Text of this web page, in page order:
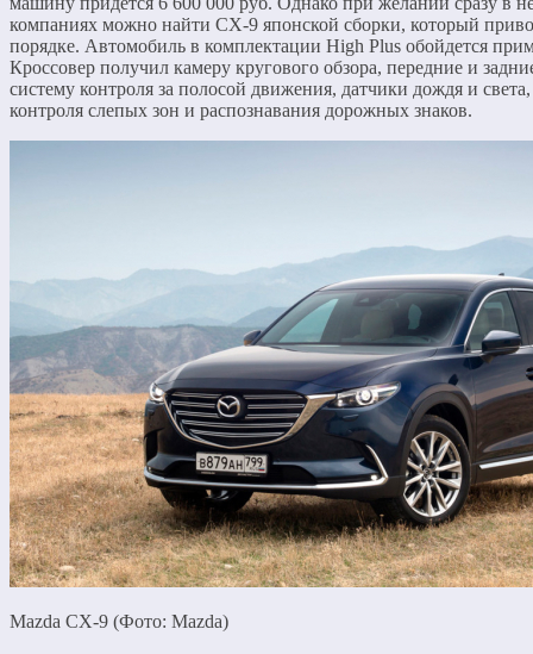
компаниях можно найти CX-9 японской сборки, который
порядке. Автомобиль в комплектации High Plus обойдется
Кроссовер получил камеру кругового обзора, передние и
систему контроля за полосой движения, датчики дождя и
контроля слепых зон и распознавания дорожных знаков.
Mazda CX-9 (Фото: Mazda)